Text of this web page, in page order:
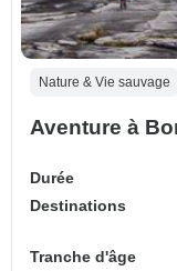
Nature & Vie sauvage
Aventure à
Durée
Destinations
Tranche d'âge